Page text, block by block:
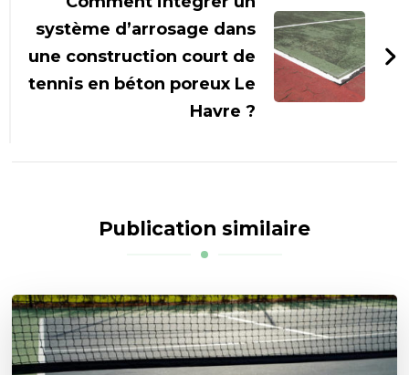
système d’arrosage dans
une construction court de
tennis en béton poreux Le
Havre ?
Publication similaire